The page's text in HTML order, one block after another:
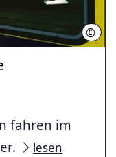
©
fahren im
lesen